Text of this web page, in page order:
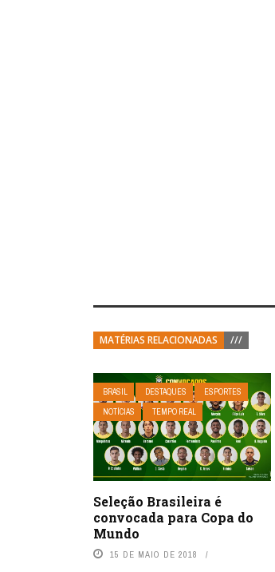
MATÉRIAS RELACIONADAS ///
BRASIL DESTAQUES
ESPORTES
NOTÍCIAS
TEMPO REAL
Seleção Brasileira é
convocada para Copa do
Mundo
15 DE MAIO DE 2018